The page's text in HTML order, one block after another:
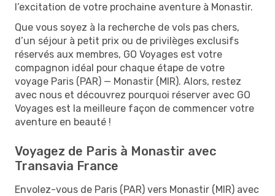
l’excitation de votre prochaine aventure à Monastir.
Que vous soyez à la recherche de vols pas chers,
d’un séjour à petit prix ou de privilèges exclusifs
réservés aux membres, GO Voyages est votre
compagnon idéal pour chaque étape de votre
voyage Paris (PAR) — Monastir (MIR). Alors, restez
avec nous et découvrez pourquoi réserver avec GO
Voyages est la meilleure façon de commencer votre
aventure en beauté !
Voyagez de Paris à Monastir avec
Transavia France
Envolez-vous de Paris (PAR) vers Monastir (MIR) avec